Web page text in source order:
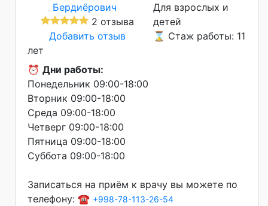
2 отзыва
Добавить отзыв
Для взрослых и
детей
⌛ Стаж работы: 11
лет
⏰ Дни работы:
Понедельник 09:00-18:00
Вторник 09:00-18:00
Среда 09:00-18:00
Четверг 09:00-18:00
Пятница 09:00-18:00
Суббота 09:00-18:00
Записаться на приём к врачу вы можете по
телефону: ☎️ +998-78-113-26-54